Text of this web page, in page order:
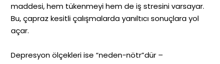
maddesi, hem tükenmeyi hem de iş stresini varsayar.
Bu, çapraz kesitli çalışmalarda yanıltıcı sonuçlara yol
açar.
Depresyon ölçekleri ise “neden-nötr”dür –